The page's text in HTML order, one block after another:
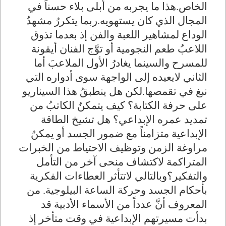
الخاص.هذا ما يجربه من أبلى بلاء حسناً في
المجال الذي كان يستهويه.ربما يتكررُ مشهدُ
الوداع لمشاهير اللعبة والفن إذ بعدما تذوق
اللاعبُ طعم النجومية أو توَّج الفنان أيقونة
للمسرح والسينما يغادرُ الأول الملاعبَ أما
الثاني لايعيده إلى الواجهة سوى أدواره التي
نبغ في تقمصها.لكن هل ينطبقُ هذا السيناريو
على حرفة الكتابة؟ كيف يتمكنُ الكاتبُ من
تمديد عمره الإبداعي؟ هل تشيخ الطاقة
الإبداعية متزامناً مع ضمور الجسد أو يمكنُ
مراوغة الزمن وتوظيف الاحتياط من الخبرات
المتراكمة لاكتشاف منحى آخر من التأمل
والتفكير؟وبالتالي لاتتأثر العطاءات الفكرية
بأحكام الجسد وحركة الساعة البيلوجية. من
المعروف أنَّ عدداً من الأسماء الأدبية قد
بدأت مسيرتهم الإبداعية في وقت متأخر إذ